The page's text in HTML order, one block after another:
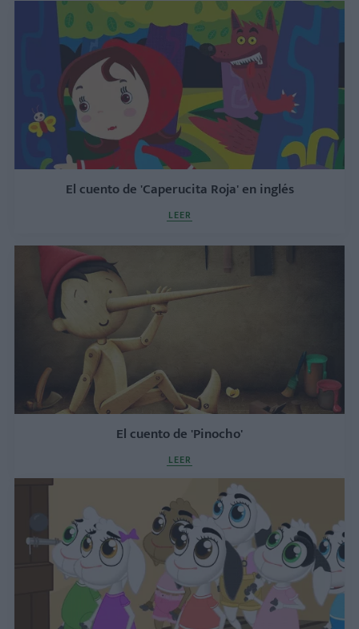
El cuento de 'Caperucita Roja' en inglés
LEER
El cuento de 'Pinocho'
LEER